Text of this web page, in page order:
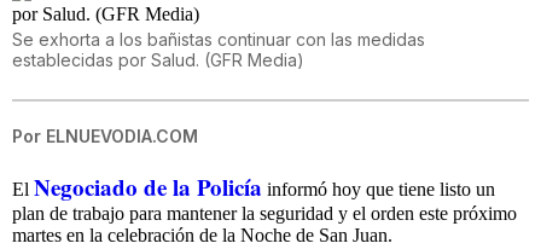
Se exhorta a los bañistas continuar con las medidas
establecidas por Salud. (GFR Media)
Por ELNUEVODIA.COM
El Negociado de la Policía informó hoy que tiene listo un
plan de trabajo para mantener la seguridad y el orden este próximo
martes en la celebración de la Noche de San Juan.